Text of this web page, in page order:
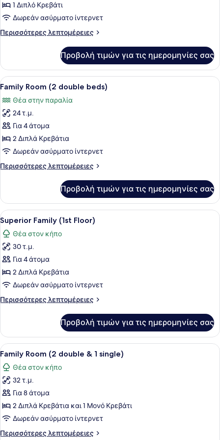
Garden
View
1 Διπλό Κρεβάτι
Δωρεάν ασύρματο ίντερνετ
Περισσότερες λεπτομέρειες
Περισσότερες
Garden
View
Προβολή τιμών για τις ημερομηνίες σας
Προβολή
όλων
των
φωτογραφιών
για
Family
Room
(2
double
Ένα δωμάτιο ξενοδοχείου με δύο
6
Family Room (2 double beds)
Θέα στην παραλία
24 τ.μ.
Για 4 άτομα
2 Διπλά Κρεβάτια
Δωρεάν ασύρματο ίντερνετ
Περισσότερες λεπτομέρειες
Περισσότερες
Room
(2
double
beds)
Προβολή τιμών για τις ημερομηνίες σας
Προβολή
όλων
των
φωτογραφιών
για
Superior
Family
(1st
Floor)
Μίνι μπαρ, χρηματοκιβώτιο στο
7
Superior Family (1st Floor)
Θέα στον κήπο
30 τ.μ.
Για 4 άτομα
2 Διπλά Κρεβάτια
Δωρεάν ασύρματο ίντερνετ
Περισσότερες λεπτομέρειες
Περισσότερες
Family
(1st
Floor)
Προβολή τιμών για τις ημερομηνίες σας
Προβολή
όλων
των
φωτογραφιών
για
Family
Room
(2
Ένα δωμάτιο ξενοδοχείου με δύο
15
Family Room (2 double & 1 single)
Θέα στον κήπο
32 τ.μ.
Για 8 άτομα
2 Διπλά Κρεβάτια και 1 Μονό Κρεβάτι
Δωρεάν ασύρματο ίντερνετ
Περισσότερες λεπτομέρειες
Περισσότερες